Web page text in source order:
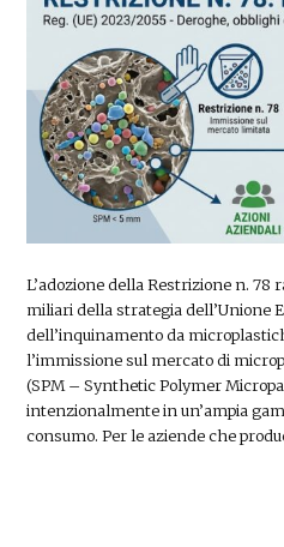
L’adozione della Restrizione n. 78
miliari della strategia dell’Unione
dell’inquinamento da
l’immissione sul mercato di
(SPM – Synthetic Polymer
intenzionalmente in un’ampia
consumo. Per le aziende che